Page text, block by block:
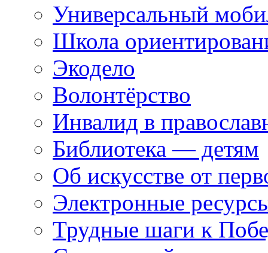
Универсальный
Школа
Экодело
Волонтёрство
Инвалид в
Библиотека — детям
Об искусстве от
Электронные
Трудные шаги к